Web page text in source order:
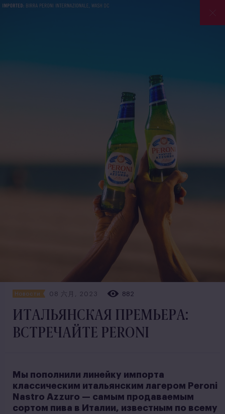
Новости 08 六月, 2023 882
ИТАЛЬЯНСКАЯ ПРЕМЬЕРА:
ВСТРЕЧАЙТЕ PERONI
Мы пополнили линейку импорта
классическим итальянским лагером Peroni
Nastro Azzuro — самым продаваемым
сортом пива в Италии, известным по всему